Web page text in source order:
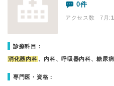
0件
アクセス数 7月:
診療科目：
消化器内科 、内科、呼吸器内科、糖尿
専門医・資格：